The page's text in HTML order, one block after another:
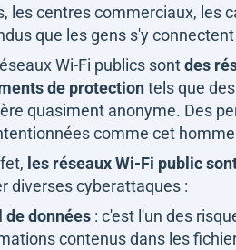
les centres commerciaux, les
que les gens s'y
Wi-Fi publics sontdes
de protectiontels que
quasiment anonyme. Des
comme cet
les réseaux Wi-Fi public
diverses cyberattaques :
de données : c'est l'un des
contenus dans les